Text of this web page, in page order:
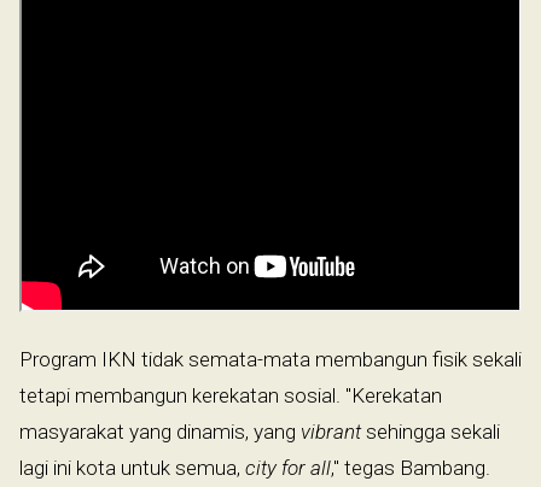
Program IKN tidak semata-mata membangun fisik sekali
tetapi membangun kerekatan sosial. "Kerekatan
masyarakat yang dinamis, yang vibrantsehingga sekali
lagi ini kota untuk semua, city for all," tegas Bambang.